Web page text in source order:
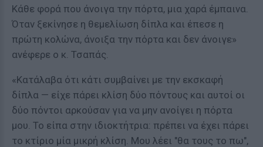
Κάθε φορά που άνοιγα την πόρτα, μια χαρά έμπαινα.
Όταν ξεκίνησε η θεμελίωση δίπλα και έπεσε η
πρώτη κολώνα, άνοιξα την πόρτα και δεν άνοιγε»
ανέφερε ο κ. Τσαπάς.
«Κατάλαβα ότι κάτι συμβαίνει με την εκσκαφή
δίπλα — είχε πάρει κλίση δύο πόντους και αυτοί οι
δύο πόντοι αρκούσαν για να μην ανοίγει η πόρτα
μου. Το είπα στην ιδιοκτήτρια: πρέπει να έχει πάρει
το κτίριο μία μικρή κλίση. Μου λέει "θα τους το πω",